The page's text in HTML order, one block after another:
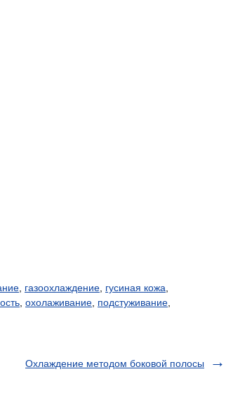
газоохлаждение гусиная кожа
охолаживание подстуживание
Охлаждение методом боковой полосы